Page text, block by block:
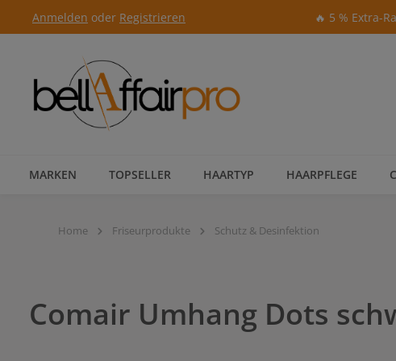
Hauptnavigation springen
Anmelden oder Registrieren 🔥 5 % Extra-
MARKEN TOPSELLER HAARTYP HAARPFLEGE
Home Friseurprodukte Schutz & Desinfektion
Comair Umhang Dots